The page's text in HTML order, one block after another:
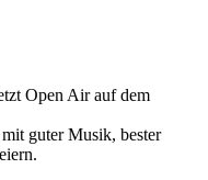
Open Air auf dem
guter Musik, bester